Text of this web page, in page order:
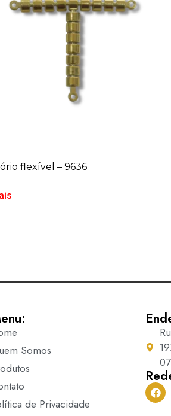
flexível – 9636
Somos
de Privacidade